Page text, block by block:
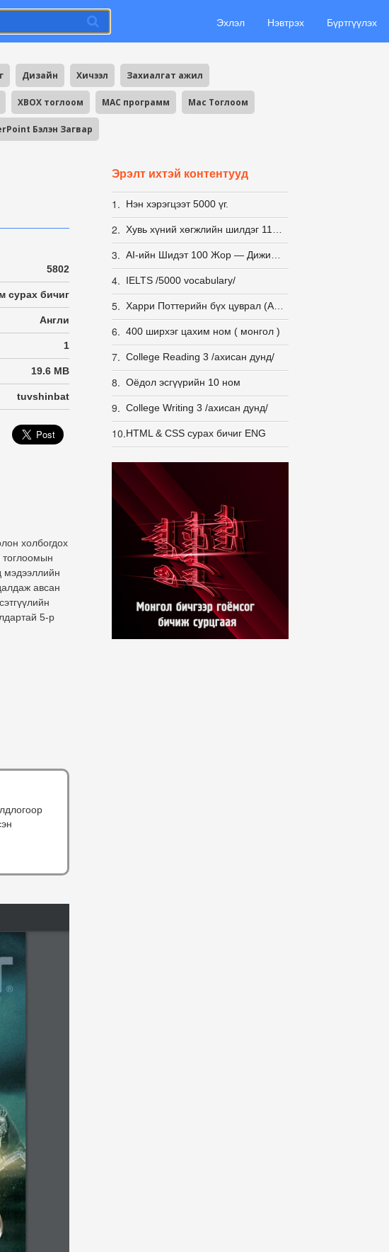
Эхлэл Нэвтрэх Бүртгүүлэх
Дизайн Хичээл Захиалгат ажил
XBOX тоглоом MAC программ Mac Тоглоом
Бэлэн Загвар
5802
сурах бичиг
Англи
1
19.6 MB
tuvshinbat
холбогдох
тоглоомын
мэдээллийн
авсан
5-р
Эрэлт ихтэй контентууд
1. Нэн хэрэгцээт 5000 үг.
2.
3.
4. IELTS /5000 vocabulary/
5.
6. 400 ширхэг цахим ном ( монгол )
7. College Reading 3 /ахисан дунд/
8. Оёдол эсгүүрийн 10 ном
9. College Writing 3 /ахисан дунд/
10.HTML & CSS сурах бичиг ENG